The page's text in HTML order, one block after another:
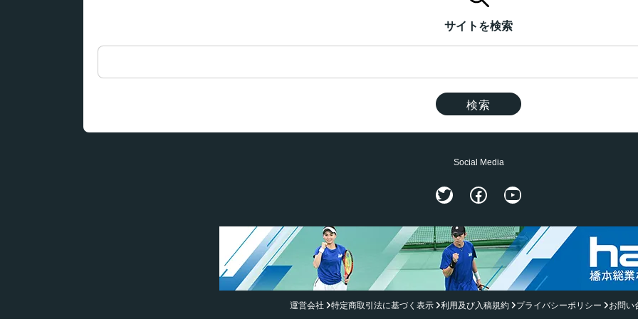
サイトを検索
検
Social Media
TwitterFacebook
YouTube
運営会社 特定商取引法に基づく表示 利用及び入稿規約 プライバシーポリシー お問い